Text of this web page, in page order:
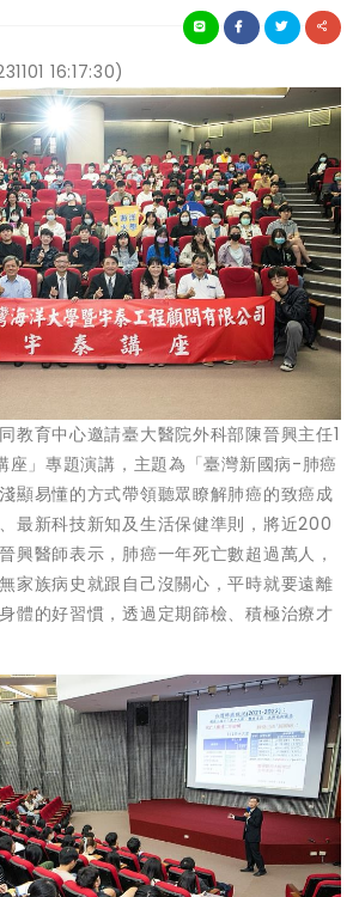
16:17:30)
教育中心邀請臺大醫院外科部陳晉興主任1
座」專題演講，主題為「臺灣新國病-肺癌
顯易懂的方式帶領聽眾瞭解肺癌的致癌成
最新科技新知及生活保健準則，將近200
興醫師表示，肺癌一年死亡數超過萬人，
家族病史就跟自己沒關心，平時就要遠離
體的好習慣，透過定期篩檢、積極治療才